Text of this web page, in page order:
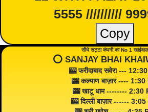
5555 //////////
Copy
सीधे सट्टा कंपनी का No 1 खाईवाल
⭕️ SANJAY BHAI
🎰 फरीदाबाद सवेरा ---
🎰 कल्याण बाज़ार ---- 1:30
🎰 खाटू धाम -------- 2:30
🎰 दिल्ली बाज़ार ------